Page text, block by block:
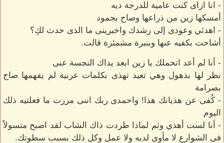
- انا ازاى كنت عامية للدرجة ديه
أمسكها زين من ذراعها وصاح بجمود
- اهدئي وعودى إلى رشدك واخبرينى ما الذى حدث لكِ؟
أشاحت بكفيه عنها وبنبرة مشمئزة قالت.
- أنا لم أعد اتحملك يا زين ابعد يداك النجسة عنى
نظر لها بذهول وهي تعيد تهذى بكلمات عربية لم يفهمها صاح
بصرامة
- كُفى عن هذيانك هذا! واحمدى ربك اننى مررت ما فعلتيه ذلك
اليوم
- أنا لست أهذي وثم لماذا طردت ذاك الشاب لقد اصبح متسولاً
فى الشوارع لا مأوى لديه ولا عمل وكل ذلك بسبب سطوتك.